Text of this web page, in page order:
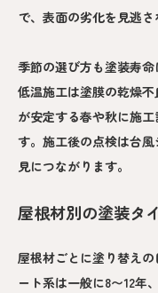
で、表面の劣化を見逃さ
季節の選び方も塗装寿
低温施工は塗膜の乾燥
が安定する春や秋に施
す。施工後の点検は台
見につながります。
屋根材別の塗装タ
屋根材ごとに塗り替え
ート系は一般に8〜12年